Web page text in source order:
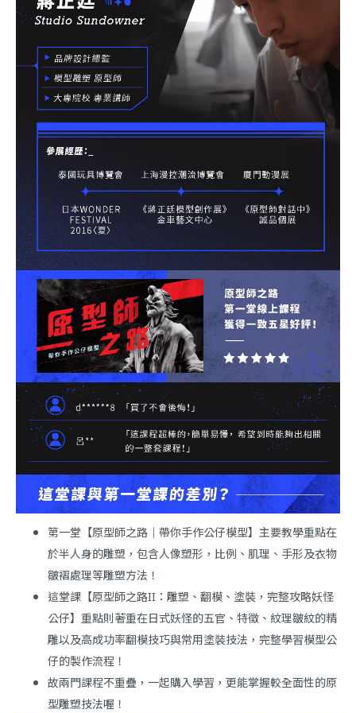
第一堂【原型師之路｜帶你手作公仔模型】主要教學重點在
於半人身的雕塑，包含人像塑形，比例、肌理、手形及衣物
皺褶處理等雕塑方法！
這堂課【原型師之路II：雕塑、翻模、塗裝，完整攻略妖怪
公仔】重點則著重在日式妖怪的五官、特徵、紋理皺紋的精
雕以及高成功率翻模技巧與常用塗裝技法，完整學習模型公
仔的製作流程！
故兩門課程不重疊，一起購入學習，更能掌握較全面性的原
型雕塑技法喔！